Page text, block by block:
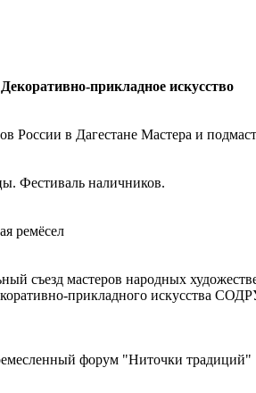
Декоративно-прикладное искусство
России в Дагестане Мастера и
Фестиваль наличников.
ремёсел
съезд мастеров народных
прикладного искусства
форум "Ниточки традиций"